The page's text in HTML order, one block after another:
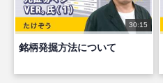
30:15
銘柄発掘方法について